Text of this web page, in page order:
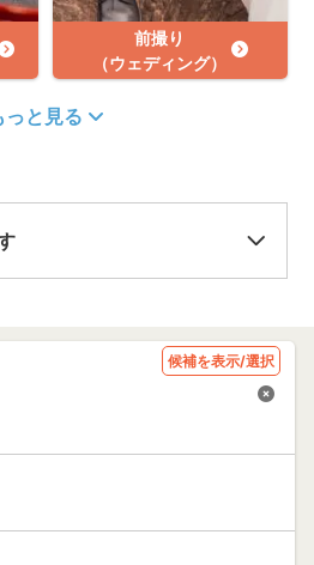
前撮り
（ウェディング）
っと見る
候補を表示/選択